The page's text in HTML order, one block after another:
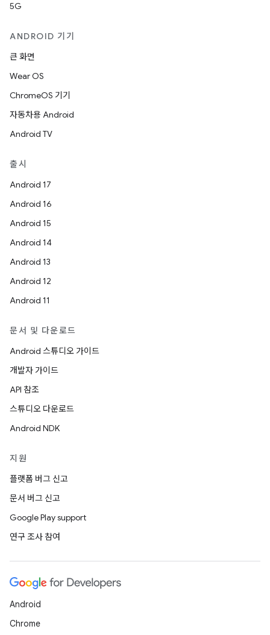
5G
ANDROID 기기
큰 화면
Wear OS
ChromeOS 기기
자동차용 Android
Android TV
출시
Android 17
Android 16
Android 15
Android 14
Android 13
Android 12
Android 11
문서 및 다운로드
Android 스튜디오 가이드
개발자 가이드
API 참조
스튜디오 다운로드
Android NDK
지원
플랫폼 버그 신고
문서 버그 신고
Google Play support
연구 조사 참여
Android
Chrome